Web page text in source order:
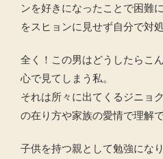
ンを好きになったことで困難
をスヒョンに見せず自分で対
全く！この男はどうしたらこ
心で見てしまう私。
それは所々に出てくるジニョ
の在り方や家族の愛情で理解で
子供を持つ親として勉強になり